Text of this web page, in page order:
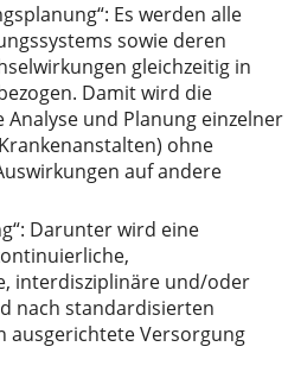
Es werden alle
sowie deren
gleichzeitig in
Damit wird die
und Planung einzelner
ohne
auf andere
Darunter wird eine
interdisziplinäre und/oder
nach standardisierten
ausgerichtete Versorgung